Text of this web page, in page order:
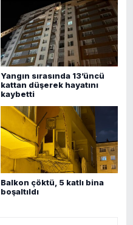
Yangın sırasında 13’üncü
kattan düşerek hayatını
kaybetti
Balkon çöktü, 5 katlı bina
boşaltıldı